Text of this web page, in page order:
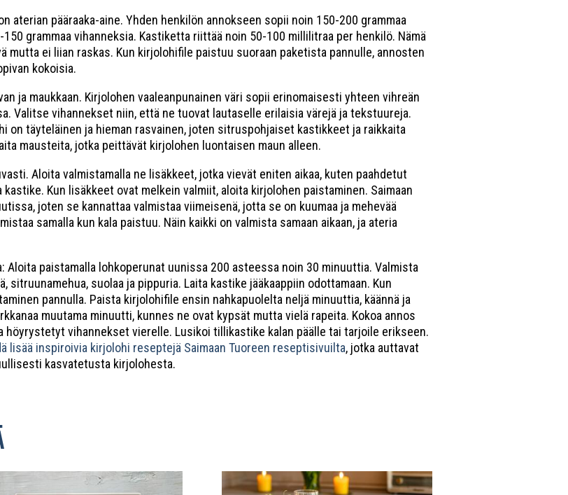
pääraaka-aine. Yhden henkilön annokseen sopii noin 150-200 grammaa
grammaa vihanneksia. Kastiketta riittää noin 50-100 millilitraa per henkilö. Nämä
mutta ei liian raskas. Kun kirjolohifile paistuu suoraan paketista pannulle, annosten
kokoisia.
ja maukkaan. Kirjolohen vaaleanpunainen väri sopii erinomaisesti yhteen vihreän
Valitse vihannekset niin, että ne tuovat lautaselle erilaisia värejä ja tekstuureja.
on täyteläinen ja hieman rasvainen, joten sitruspohjaiset kastikkeet ja raikkaita
mausteita, jotka peittävät kirjolohen luontaisen maun alleen.
Aloita valmistamalla ne lisäkkeet, jotka vievät eniten aikaa, kuten paahdetut
Kun lisäkkeet ovat melkein valmiit, aloita kirjolohen paistaminen. Saimaan
joten se kannattaa valmistaa viimeisenä, jotta se on kuumaa ja mehevää
samalla kun kala paistuu. Näin kaikki on valmista samaan aikaan, ja ateria
paistamalla lohkoperunat uunissa 200 asteessa noin 30 minuuttia. Valmista
suolaa ja pippuria. Laita kastike jääkaappiin odottamaan. Kun
pannulla. Paista kirjolohifile ensin nahkapuolelta neljä minuuttia, käännä ja
muutama minuutti, kunnes ne ovat kypsät mutta vielä rapeita. Kokoa annos
vihannekset vierelle. Lusikoi tillikastike kalan päälle tai tarjoile erikseen.
lisää inspiroivia kirjolohi reseptejä Saimaan Tuoreen reseptisivuilta, jotka auttavat
kasvatetusta kirjolohesta.